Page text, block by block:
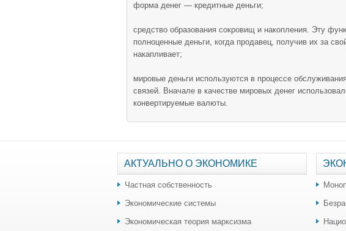
форма денег — кредитные деньги;
средство образования сокровищ и накопления. Эту
полноценные деньги, когда продавец, получив их за
накапливает;
мировые деньги используются в процессе
связей. Вначале в качестве мировых денег
конвертируемые валюты.
АКТУАЛЬНО О ЭКОНОМИКЕ
Частная собственность
Экономические системы
Экономическая теория марксизма